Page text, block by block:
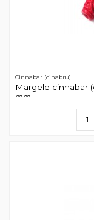
Cinnabar (cinabru)
Margele cinnabar
mm